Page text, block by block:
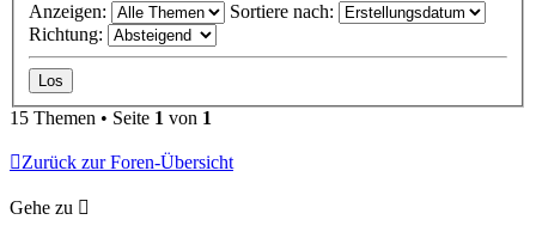
Anzeigen:
Sortiere nach:
Richtung:
15 Themen • Seite 1 von 1
Zurück zur Foren-Übersicht
Gehe zu